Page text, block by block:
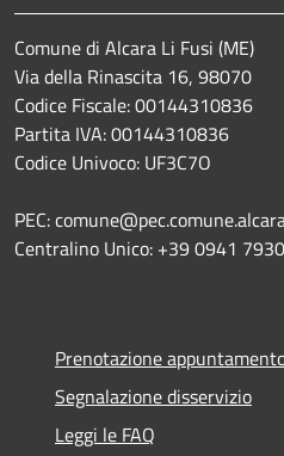
Comune di Alcara Li Fusi (ME)
Via della Rinascita 16, 98070
Codice Fiscale: 00144310836
Partita IVA: 00144310836
Codice Univoco: UF3C7O
PEC:
Centralino Unico: +39 0941
Prenotazione
Segnalazione disservizio
Leggi le FAQ